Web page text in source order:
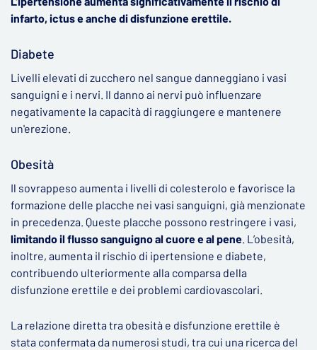
infarto, ictus e anche di disfunzione erettile.
Diabete
Livelli elevati di zucchero nel sangue danneggiano i vasi
sanguigni e i nervi. Il danno ai nervi può influenzare
negativamente la capacità di raggiungere e mantenere
un'erezione.
Obesità
Il sovrappeso aumenta i livelli di colesterolo e favorisce la
formazione delle placche nei vasi sanguigni, già menzionate
in precedenza. Queste placche possono restringere i vasi,
limitando il flusso sanguigno al cuore e al pene. L’obesità,
inoltre, aumenta il rischio di ipertensione e diabete,
contribuendo ulteriormente alla comparsa della
disfunzione erettile e dei problemi cardiovascolari.
La relazione diretta tra obesità e disfunzione erettile è
stata confermata da numerosi studi, tra cui una ricerca del